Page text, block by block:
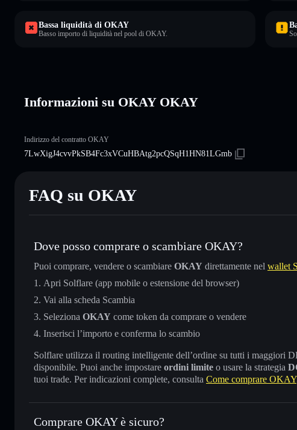
Bassa liquidità di OKAY
Basso importo di liquidità nel pool di OKAY.
Informazioni su OKAY OKAY
Indirizzo del contratto OKAY
7LwXigJ4cvvPkSB4Fc3xVCuHBAtg2pcQSqH1HN81LGmb
FAQ su OKAY
Dove posso comprare o scambiare OKAY?
Puoi comprare, vendere o scambiare OKAY direttamente nel wallet
Apri Solflare (app mobile o estensione del browser)
Vai alla scheda Scambia
Seleziona OKAY come token da comprare o vendere
Inserisci l’importo e conferma lo scambio
Solflare utilizza il routing intelligente dell’ordine su tutti i maggiori
disponibile. Puoi anche impostare ordini limite o usare la strategia
tuoi trade. Per indicazioni complete, consulta Come comprare OKAY
Comprare OKAY è sicuro?